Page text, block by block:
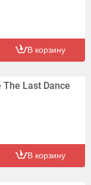
В корзину
Last Dance
В корзину